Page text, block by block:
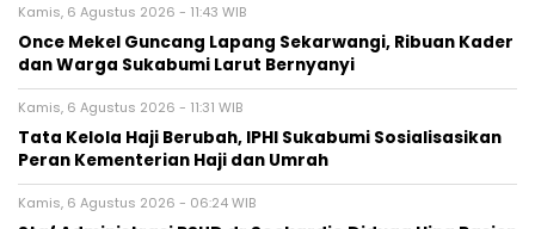
Kamis, 6 Agustus 2026 - 11:43 WIB
Once Mekel Guncang Lapang Sekarwangi, Ribuan Kader
dan Warga Sukabumi Larut Bernyanyi
Kamis, 6 Agustus 2026 - 11:31 WIB
Tata Kelola Haji Berubah, IPHI Sukabumi Sosialisasikan
Peran Kementerian Haji dan Umrah
Kamis, 6 Agustus 2026 - 06:24 WIB